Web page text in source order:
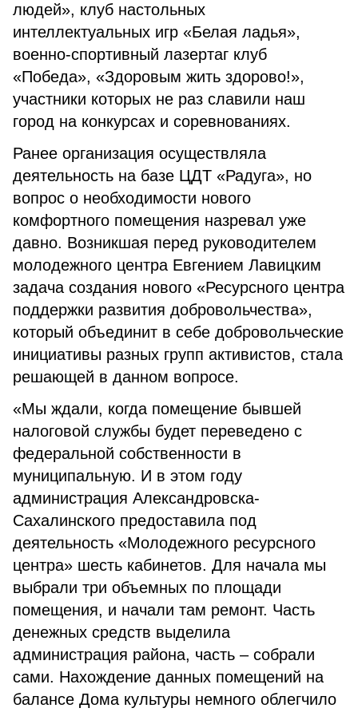
людей», клуб настольных
интеллектуальных игр «Белая ладья»,
военно-спортивный лазертаг клуб
«Победа», «Здоровым жить здорово!»,
участники которых не раз славили наш
город на конкурсах и соревнованиях.
Ранее организация осуществляла
деятельность на базе ЦДТ «Радуга», но
вопрос о необходимости нового
комфортного помещения назревал уже
давно. Возникшая перед руководителем
молодежного центра Евгением Лавицким
задача создания нового «Ресурсного центра
поддержки развития добровольчества»,
который объединит в себе добровольческие
инициативы разных групп активистов, стала
решающей в данном вопросе.
«Мы ждали, когда помещение бывшей
налоговой службы будет переведено с
федеральной собственности в
муниципальную. И в этом году
администрация Александровска-
Сахалинского предоставила под
деятельность «Молодежного ресурсного
центра» шесть кабинетов. Для начала мы
выбрали три объемных по площади
помещения, и начали там ремонт. Часть
денежных средств выделила
администрация района, часть – собрали
сами. Нахождение данных помещений на
балансе Дома культуры немного облегчило